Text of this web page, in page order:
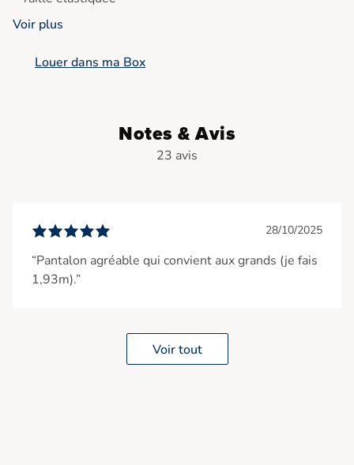
Voir plus
Louer dans ma Box
Notes & Avis
23 avis
28/10/2025
“Pantalon agréable qui convient aux grands (je fais
1,93m).”
Voir tout